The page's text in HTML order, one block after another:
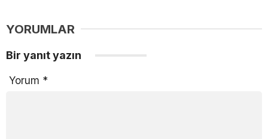
YORUMLAR
Bir yanıt yazın
Yorum *